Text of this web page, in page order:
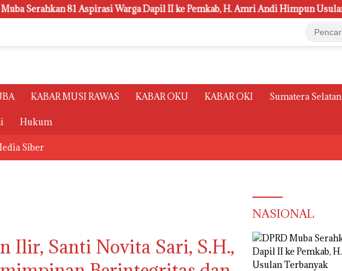
81 Aspirasi Warga Dapil II ke Pemkab, H. Amri Andi Himpun Usulan Terbanyak
KABAR MUSI RAWAS KABAR OKU KABAR OKI Sumatera Selatan
Hukum
Siber
Ilir, Santi Novita Sari, S.H.,
NASIONAL